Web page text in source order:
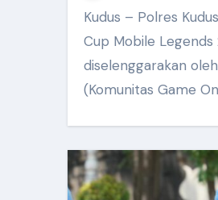
Kudus – Polres Kudus menggelar Kapolres
Cup Mobile Legends
diselenggarakan
(Komunitas Game